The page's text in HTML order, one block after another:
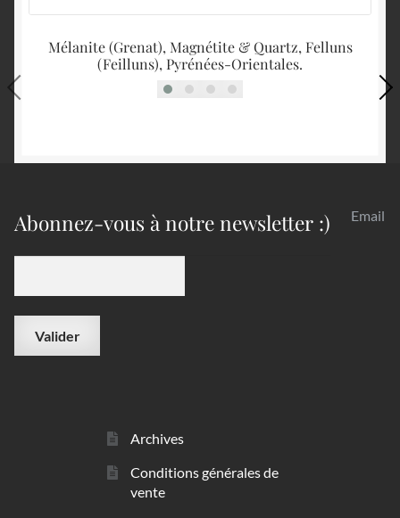
Mélanite (Grenat), Magnétite & Quartz, Felluns
(Feilluns), Pyrénées-Orientales.
Abonnez-vous à notre newsletter :) Email
Archives
Conditions générales de
vente